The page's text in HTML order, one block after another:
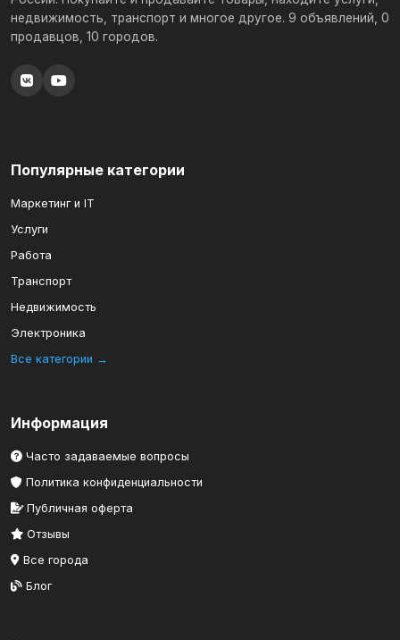
недвижимость, транспорт и многое другое. 9 объявлений, 0
продавцов, 10 городов.
Популярные категории
Маркетинг и IT
Услуги
Работа
Транспорт
Недвижимость
Электроника
Все категории →
Информация
Часто задаваемые вопросы
Политика конфиденциальности
Публичная оферта
Отзывы
Все города
Блог